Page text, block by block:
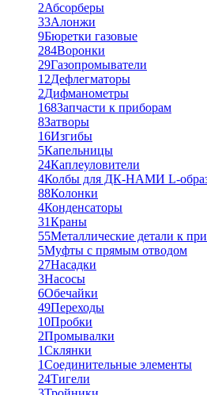
2Абсорберы
33Алонжи
9Бюретки газовые
284Воронки
29Газопромыватели
12Дефлегматоры
2Дифманометры
168Запчасти к приборам
8Затворы
16Изгибы
5Капельницы
24Каплеуловители
4Колбы для ДК-НАМИ L-
88Колонки
4Конденсаторы
31Краны
55Металлические детали к
5Муфты с прямым отводом
27Насадки
3Насосы
6Обечайки
49Переходы
10Пробки
2Промывалки
1Склянки
1Соединительные элементы
24Тигели